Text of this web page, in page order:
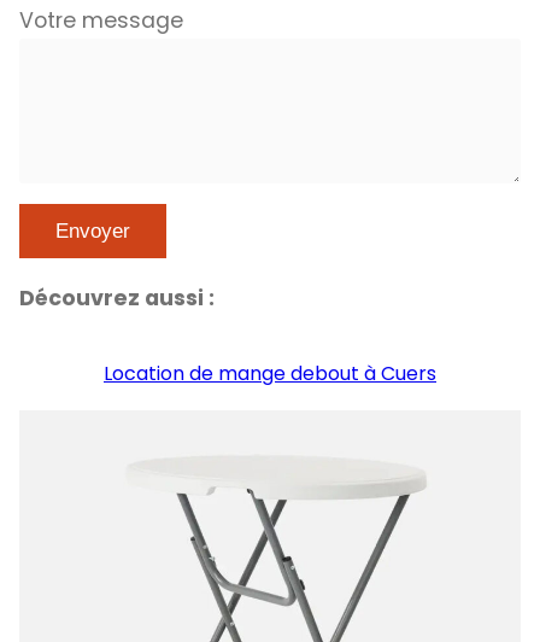
Votre message
Découvrez aussi :
Location de mange debout à Cuers